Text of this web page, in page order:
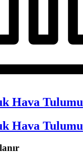
Hava Tulumu
Hava Tulumu